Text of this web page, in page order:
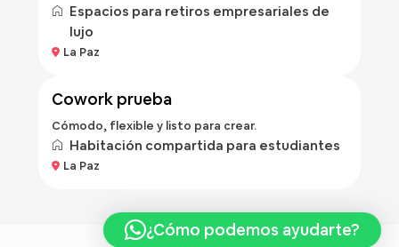
Espacios para retiros empresariales de
lujo
La Paz
Bs 100
cowork prueba
Cómodo, flexible y listo para crear.
Habitación compartida para estudiantes
La Paz
¿Cómo podemos ayudarte?